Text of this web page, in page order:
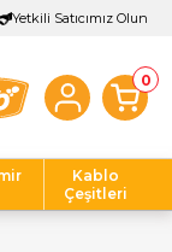
Yetkili Satıcımız Olun
0
Kablo
Çeşitleri